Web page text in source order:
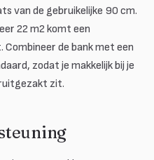
van de gebruikelijke 90 cm.
22 m2 komt een
de bank met een
zodat je makkelijk bij je
zit.